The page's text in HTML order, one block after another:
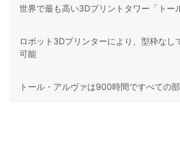
世界で最も高い3Dプリントタワー「トー
ロボット3Dプリンターにより、型枠なし
可能
トール・アルヴァは900時間ですべての